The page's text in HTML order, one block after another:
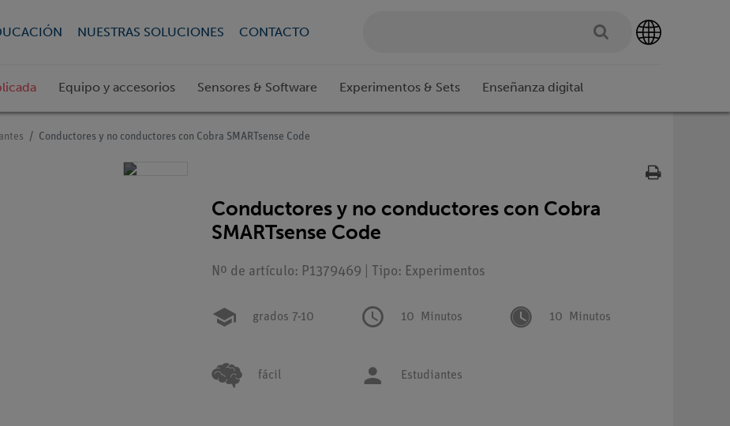
NUESTRAS SOLUCIONES CONTACTO
Equipo y accesorios Sensores & Software Experimentos & Sets Enseñanza digital
Conductores y no conductores con Cobra SMARTsense Code
Conductores y no conductores con Cobra
SMARTsense Code
Nº de artículo: P1379469 | Tipo: Experimentos
grados 7-10 10 Minutos 10 Minutos
fácil Estudiantes